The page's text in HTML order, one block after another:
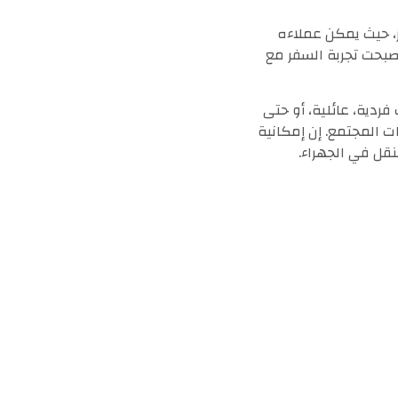
حيث يمكن عملاءه
تجربة السفر مع
عائلية، أو حتى
المجتمع. إن إمكانية
في الجهراء.